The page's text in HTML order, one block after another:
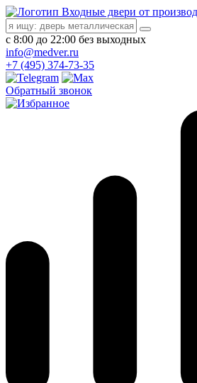
Входные двери от
с 8:00 до 22:00 без выходных
info@medver.ru
+7 (495) 374-73-35
Обратный звонок